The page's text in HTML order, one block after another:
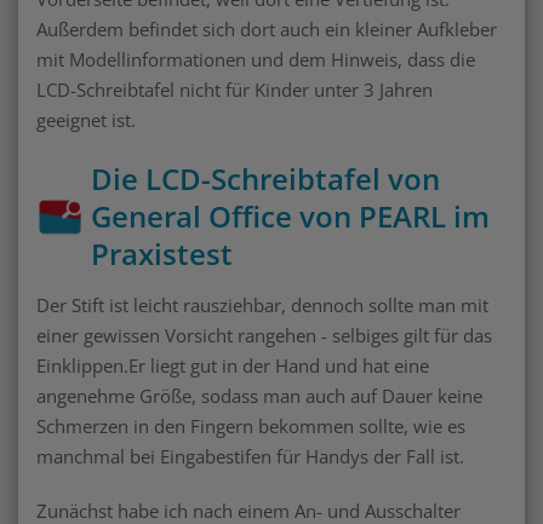
Außerdem befindet sich dort auch ein kleiner Aufkleber
mit Modellinformationen und dem Hinweis, dass die
LCD-Schreibtafel nicht für Kinder unter 3 Jahren
geeignet ist.
Die LCD-Schreibtafel von
General Office von PEARL im
Praxistest
Der Stift ist leicht rausziehbar, dennoch sollte man mit
einer gewissen Vorsicht rangehen - selbiges gilt für das
Einklippen.Er liegt gut in der Hand und hat eine
angenehme Größe, sodass man auch auf Dauer keine
Schmerzen in den Fingern bekommen sollte, wie es
manchmal bei Eingabestifen für Handys der Fall ist.
Zunächst habe ich nach einem An- und Ausschalter